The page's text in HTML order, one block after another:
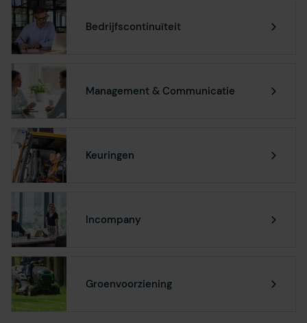
Bedrijfscontinuïteit
Management & Communicatie
Keuringen
Incompany
Groenvoorziening